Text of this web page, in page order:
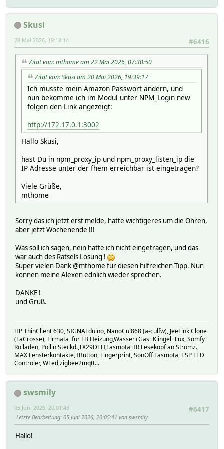
Skusi
#6416
28 Mai 2026, 19:18:14
Zitat von: mthome am 22 Mai 2026, 07:30:50
Zitat von: Skusi am 20 Mai 2026, 19:39:17
Ich musste mein Amazon Passwort ändern, und
nun bekomme ich im Modul unter NPM_Login new
folgen den Link angezeigt:
http://172.17.0.1:3002
Hallo Skusi,
hast Du in npm_proxy_ip und npm_proxy_listen_ip die
IP Adresse unter der fhem erreichbar ist eingetragen?
Viele Grüße,
mthome
Sorry das ich jetzt erst melde, hatte wichtigeres um die Ohren,
aber jetzt Wochenende !!!
Was soll ich sagen, nein hatte ich nicht eingetragen, und das
war auch des Rätsels Lösung !
Super vielen Dank @mthome für diesen hilfreichen Tipp. Nun
können meine Alexen ednlich wieder sprechen.
DANKE !
und Gruß.
HP ThinClient 630, SIGNALduino, NanoCul868 (a-culfw), JeeLink Clone
(LaCrosse), Firmata für FB Heizung,Wasser+Gas+Klingel+Lux, Somfy
Rolladen, Pollin Steckd.,TX29DTH,Tasmota+IR Lesekopf an Stromz.,
MAX Fensterkontakte, IButton, Fingerprint, SonOff Tasmota, ESP LED
Controler, WLed,zigbee2mqtt...
swsmily
#6417
05 Juni 2026, 20:01:43
Letzte Bearbeitung: 05 Juni 2026, 20:05:41 von swsmily
Hallo!